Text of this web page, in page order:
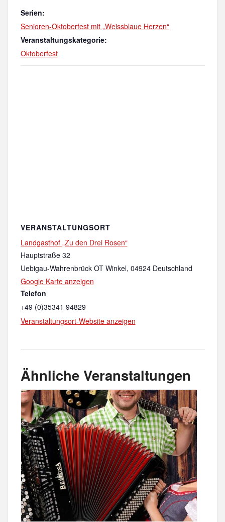
Serien:
Senioren-Oktoberfest mit „Weissblaue Herzen“
Veranstaltungskategorie:
Oktoberfest
VERANSTALTUNGSORT
Landgasthof „Zu den Drei Rosen“
Hauptstraße 32
Uebigau-Wahrenbrück OT Winkel, 04924 Deutschland
Google Karte anzeigen
Telefon
+49 (0)35341 94829
Veranstaltungsort-Website anzeigen
Ähnliche Veranstaltungen